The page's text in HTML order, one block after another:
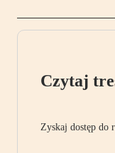
Czytaj
Zyskaj dostęp do